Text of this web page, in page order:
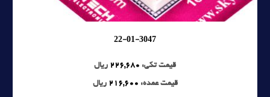
22-01-3047
قیمت تکی: 226,680 ریال
قیمت عمده: 216,600 ریال